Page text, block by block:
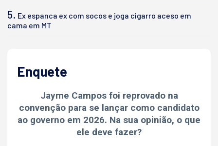
5. Ex espanca ex com socos e joga cigarro aceso em
cama em MT
Enquete
Jayme Campos foi reprovado na
convenção para se lançar como candidato
ao governo em 2026. Na sua opinião, o que
ele deve fazer?